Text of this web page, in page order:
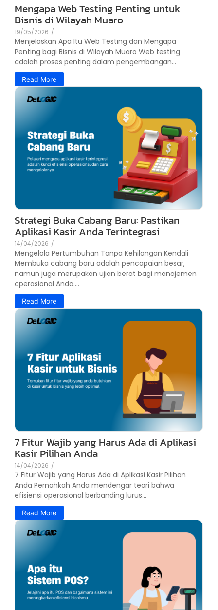
Mengapa Web Testing Penting untuk
Bisnis di Wilayah Muaro
19/05/2026 /
Menjelaskan Apa Itu Web Testing dan Mengapa
Penting bagi Bisnis di Wilayah Muaro Web testing
adalah proses penting dalam pengembangan...
Read More
Strategi Buka Cabang Baru: Pastikan
Aplikasi Kasir Anda Terintegrasi
14/04/2026 /
Mengelola Pertumbuhan Tanpa Kehilangan Kendali
Membuka cabang baru adalah pencapaian besar,
namun juga merupakan ujian berat bagi manajemen
operasional Anda....
Read More
7 Fitur Wajib yang Harus Ada di Aplikasi
Kasir Pilihan Anda
14/04/2026 /
7 Fitur Wajib yang Harus Ada di Aplikasi Kasir Pilihan
Anda Pernahkah Anda mendengar teori bahwa
efisiensi operasional berbanding lurus...
Read More